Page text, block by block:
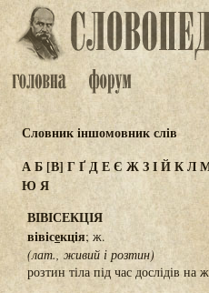
Словник іншомовник слів
АБ [В] ГҐДЕЄ ЖЗІЙКЛ
Ю Я
ВІВІСЕКЦІЯ
вівісекція; ж.
(лат., живий і розтин)
розтин тіла під час дослідів на